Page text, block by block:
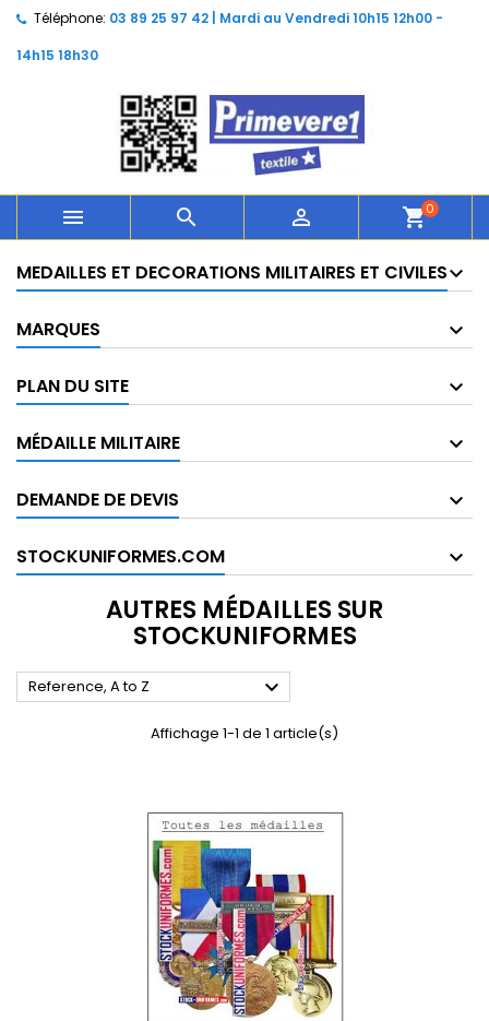
Téléphone: 03 89 25 97 42 | Mardi au Vendredi 10h15 12h00 -
14h15 18h30
   shopping_cart0
MEDAILLES ET DECORATIONS MILITAIRES ET CIVILES
MARQUES
PLAN DU SITE
MÉDAILLE MILITAIRE
DEMANDE DE DEVIS
STOCKUNIFORMES.COM
AUTRES MÉDAILLES SUR
STOCKUNIFORMES
Reference, A to Z 
Affichage 1-1 de 1 article(s)